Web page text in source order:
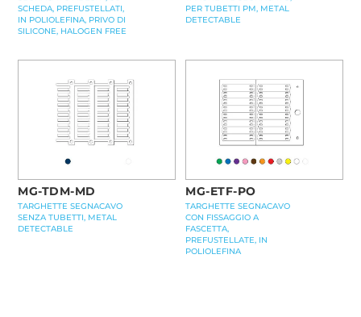
SCHEDA, PREFUSTELLATI,
IN POLIOLEFINA, PRIVO DI
SILICONE, HALOGEN FREE
PER TUBETTI PM, METAL
DETECTABLE
MG-TDM-MD
TARGHETTE SEGNACAVO
SENZA TUBETTI, METAL
DETECTABLE
MG-ETF-PO
TARGHETTE SEGNACAVO
CON FISSAGGIO A
FASCETTA,
PREFUSTELLATE, IN
POLIOLEFINA